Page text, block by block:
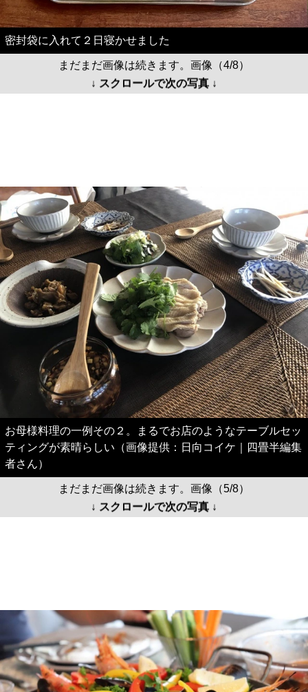
密封袋に入れて２日寝かせました
まだまだ画像は続きます。画像（4/8）
↓ スクロールで次の写真 ↓
お母様料理の一例その２。まるでお店のようなテーブルセッ
ティングが素晴らしい（画像提供：日向コイケ｜四畳半編集
者さん）
まだまだ画像は続きます。画像（5/8）
↓ スクロールで次の写真 ↓